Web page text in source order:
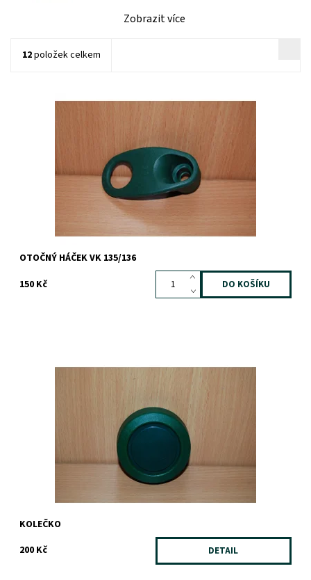
Zobrazit více
12položek celkem
Dostupnost:
Skladem
OTOČNÝ HÁČEK VK 135/136
150 Kč
Dostupnost:
Skladem
KOLEČKO
200 Kč
DETAIL